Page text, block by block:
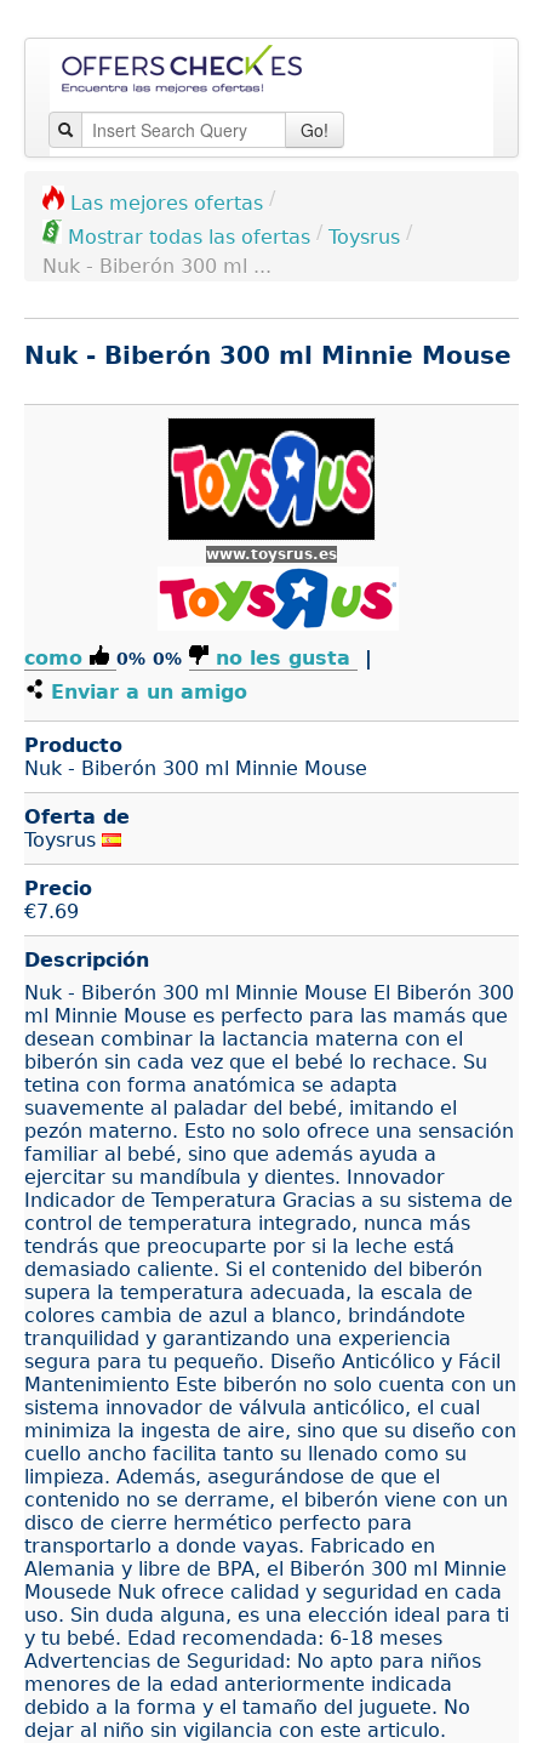
Go!
Las mejores ofertas /
Mostrar todas las ofertas / Toysrus /
Nuk - Biberón 300 ml ...
Nuk - Biberón 300 ml Minnie Mouse
www.toysrus.es
como 0% 0% no les gusta
|
Enviar a un amigo
Producto
Nuk - Biberón 300 ml Minnie Mouse
Oferta de
Toysrus
Precio
€7.69
Descripción
Nuk - Biberón 300 ml Minnie Mouse El Biberón 300
ml Minnie Mouse es perfecto para las mamás que
desean combinar la lactancia materna con el
biberón sin cada vez que el bebé lo rechace. Su
tetina con forma anatómica se adapta
suavemente al paladar del bebé, imitando el
pezón materno. Esto no solo ofrece una sensación
familiar al bebé, sino que además ayuda a
ejercitar su mandíbula y dientes. Innovador
Indicador de Temperatura Gracias a su sistema de
control de temperatura integrado, nunca más
tendrás que preocuparte por si la leche está
demasiado caliente. Si el contenido del biberón
supera la temperatura adecuada, la escala de
colores cambia de azul a blanco, brindándote
tranquilidad y garantizando una experiencia
segura para tu pequeño. Diseño Anticólico y Fácil
Mantenimiento Este biberón no solo cuenta con un
sistema innovador de válvula anticólico, el cual
minimiza la ingesta de aire, sino que su diseño con
cuello ancho facilita tanto su llenado como su
limpieza. Además, asegurándose de que el
contenido no se derrame, el biberón viene con un
disco de cierre hermético perfecto para
transportarlo a donde vayas. Fabricado en
Alemania y libre de BPA, el Biberón 300 ml Minnie
Mousede Nuk ofrece calidad y seguridad en cada
uso. Sin duda alguna, es una elección ideal para ti
y tu bebé. Edad recomendada: 6-18 meses
Advertencias de Seguridad: No apto para niños
menores de la edad anteriormente indicada
debido a la forma y el tamaño del juguete. No
dejar al niño sin vigilancia con este articulo.